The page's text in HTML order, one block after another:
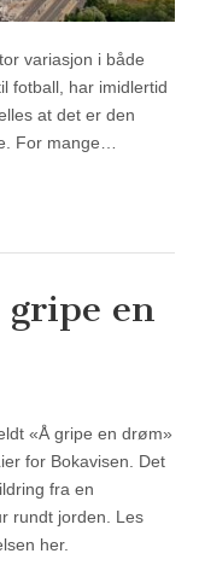
variasjon i både
fotball, har imidlertid
at det er den
For mange…
gripe en
«Å gripe en drøm»
for Bokavisen. Det
fra en
rundt jorden. Les
her.